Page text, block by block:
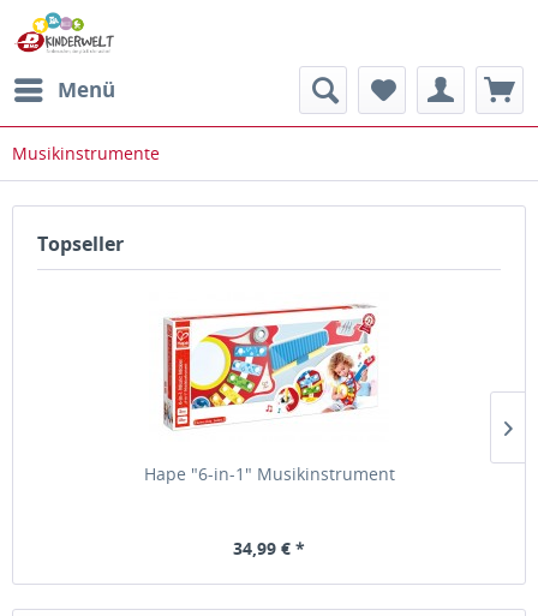
Menü
Musikinstrumente
Topseller
Hape "6-in-1" Musikinstrument
34,99 € *